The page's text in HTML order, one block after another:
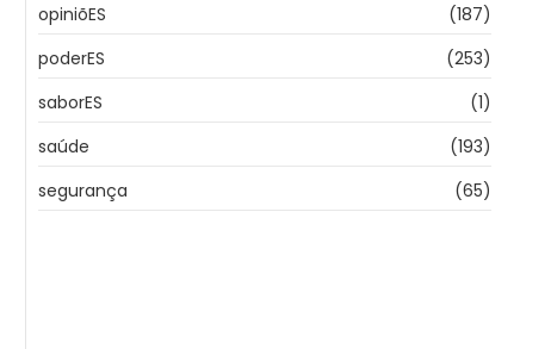
opiniõES
(187)
poderES
(253)
saborES
(1)
saúde
(193)
segurança
(65)